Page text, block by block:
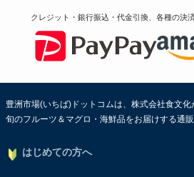
クレジット・銀行振込・代金引換、各種の決
豊洲市場(いちば)ドットコムは、株式会社食文
旬のフルーツ＆マグロ・海鮮品をお届けする通
はじめての方へ